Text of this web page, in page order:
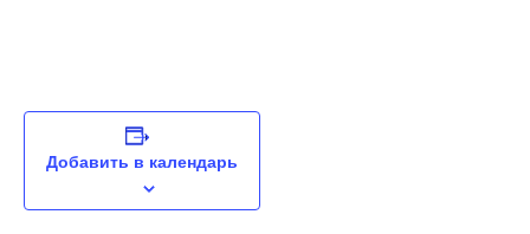
Добавить в календарь